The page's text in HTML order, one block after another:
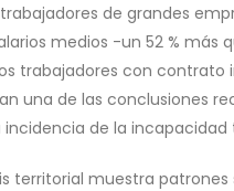
de grandes
medios -un 52 %
trabajadores con contrato
una de las conclusiones
incidencia de la incapacidad
territorial muestra